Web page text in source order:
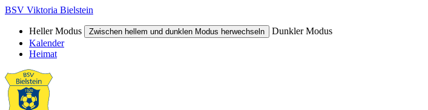
BSV Viktoria Bielstein
Heller Modus Zwischen hellem und dunklen Modus herwechseln
Dunkler Modus
Kalender
Heimat